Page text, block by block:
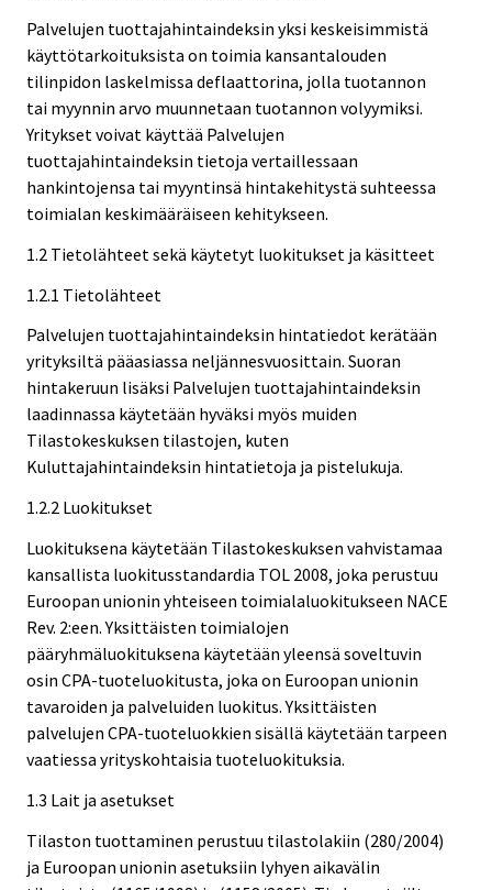
Palvelujen tuottajahintaindeksin yksi keskeisimmistä
käyttötarkoituksista on toimia kansantalouden
tilinpidon laskelmissa deflaattorina, jolla tuotannon
tai myynnin arvo muunnetaan tuotannon volyymiksi.
Yritykset voivat käyttää Palvelujen
tuottajahintaindeksin tietoja vertaillessaan
hankintojensa tai myyntinsä hintakehitystä suhteessa
toimialan keskimääräiseen kehitykseen.
1.2 Tietolähteet sekä käytetyt luokitukset ja käsitteet
1.2.1 Tietolähteet
Palvelujen tuottajahintaindeksin hintatiedot kerätään
yrityksiltä pääasiassa neljännesvuosittain. Suoran
hintakeruun lisäksi Palvelujen tuottajahintaindeksin
laadinnassa käytetään hyväksi myös muiden
Tilastokeskuksen tilastojen, kuten
Kuluttajahintaindeksin hintatietoja ja pistelukuja.
1.2.2 Luokitukset
Luokituksena käytetään Tilastokeskuksen vahvistamaa
kansallista luokitusstandardia TOL 2008, joka perustuu
Euroopan unionin yhteiseen toimialaluokitukseen NACE
Rev. 2:een. Yksittäisten toimialojen
pääryhmäluokituksena käytetään yleensä soveltuvin
osin CPA-tuoteluokitusta, joka on Euroopan unionin
tavaroiden ja palveluiden luokitus. Yksittäisten
palvelujen CPA-tuoteluokkien sisällä käytetään tarpeen
vaatiessa yrityskohtaisia tuoteluokituksia.
1.3 Lait ja asetukset
Tilaston tuottaminen perustuu tilastolakiin (280/2004)
ja Euroopan unionin asetuksiin lyhyen aikavälin